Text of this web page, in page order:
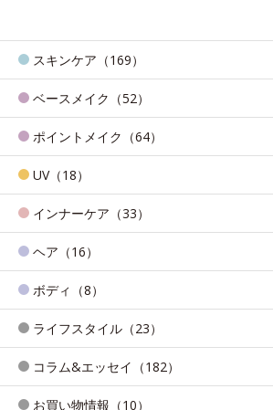
スキンケア（169）
ベースメイク（52）
ポイントメイク（64）
UV（18）
インナーケア（33）
ヘア（16）
ボディ（8）
ライフスタイル（23）
コラム&エッセイ（182）
お買い物情報（10）